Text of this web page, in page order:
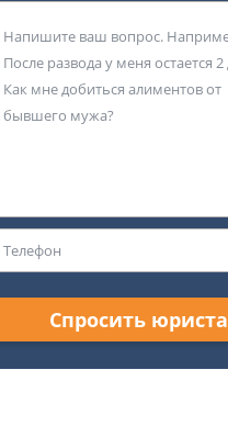
Спросить юриста